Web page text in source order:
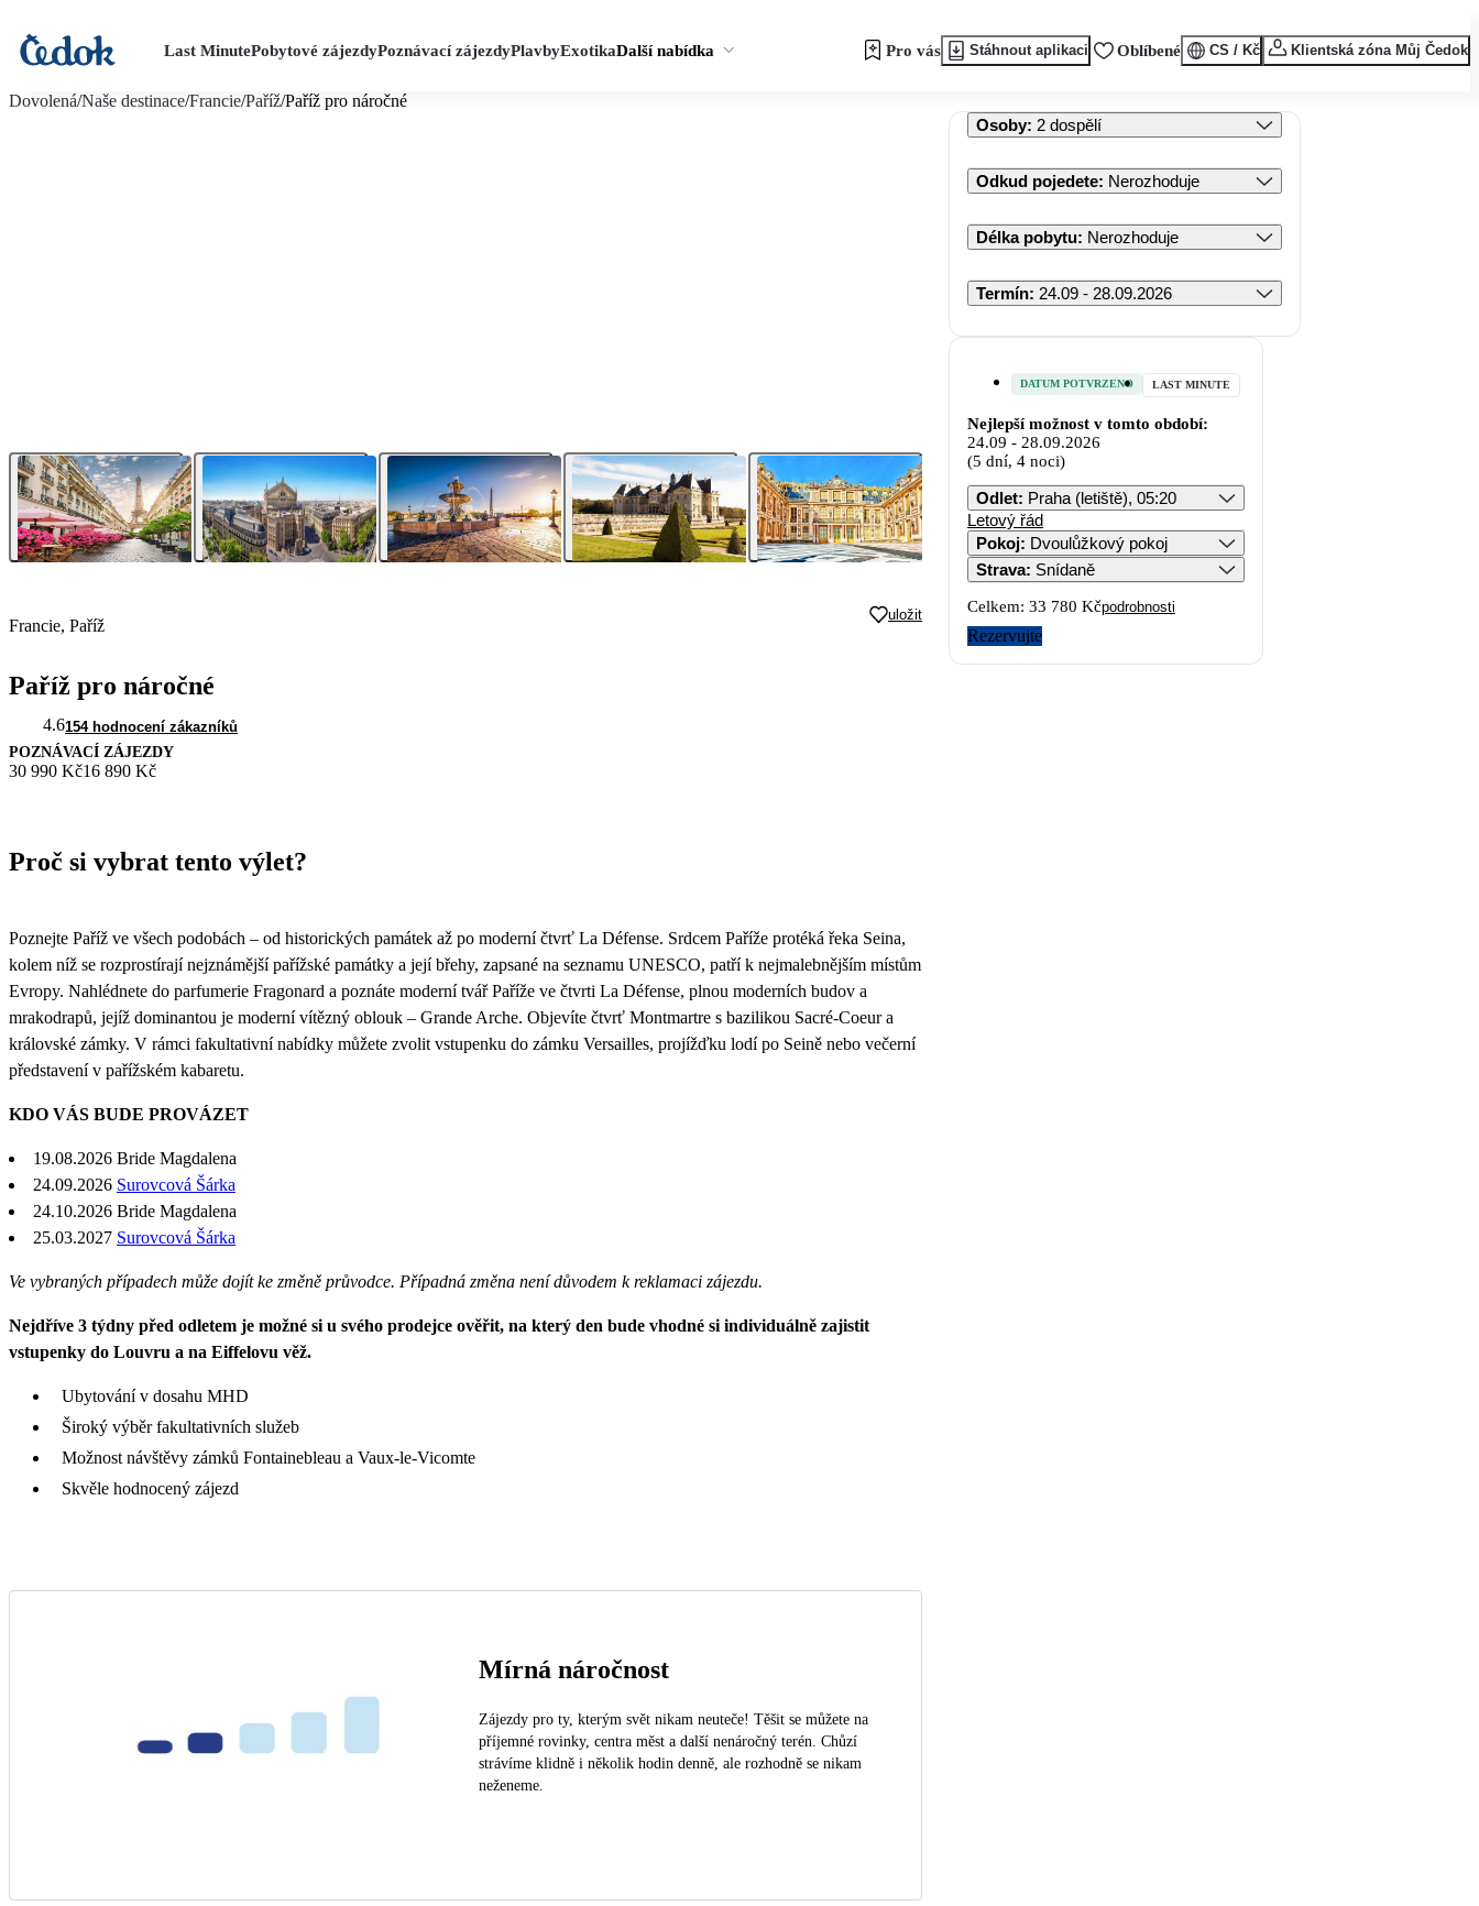
Last MinutePobytové zájezdyPoznávací zájezdyPlavbyExotikaDalší nabídka Pro vás Stáhnout aplikaci Oblíbené CS / Kč Klientská zóna Můj Čedok
Dovolená/Naše destinace/Francie/Paříž/Paříž pro náročné
Francie, Paříž
uložit
Paříž pro náročné
4.6154 hodnocení zákazníků
POZNÁVACÍ ZÁJEZDY
30 990 Kč16 890 Kč
Proč si vybrat tento výlet?
Poznejte Paříž ve všech podobách – od historických památek až po moderní čtvrť La Défense. Srdcem Paříže protéká řeka Seina,
kolem níž se rozprostírají nejznámější pařížské památky a její břehy, zapsané na seznamu UNESCO, patří k nejmalebnějším místům
Evropy. Nahlédnete do parfumerie Fragonard a poznáte moderní tvář Paříže ve čtvrti La Défense, plnou moderních budov a
mrakodrapů, jejíž dominantou je moderní vítězný oblouk – Grande Arche. Objevíte čtvrť Montmartre s bazilikou Sacré-Coeur a
královské zámky. V rámci fakultativní nabídky můžete zvolit vstupenku do zámku Versailles, projížďku lodí po Seině nebo večerní
představení v pařížském kabaretu.
KDO VÁS BUDE PROVÁZET
19.08.2026 Bride Magdalena
24.09.2026 Surovcová Šárka
24.10.2026 Bride Magdalena
25.03.2027 Surovcová Šárka
Ve vybraných případech může dojít ke změně průvodce. Případná změna není důvodem k reklamaci zájezdu.
Nejdříve 3 týdny před odletem je možné si u svého prodejce ověřit, na který den bude vhodné si individuálně zajistit
vstupenky do Louvru a na Eiffelovu věž.
Ubytování v dosahu MHD
Široký výběr fakultativních služeb
Možnost návštěvy zámků Fontainebleau a Vaux-le-Vicomte
Skvěle hodnocený zájezd
Mírná náročnost
Zájezdy pro ty, kterým svět nikam neuteče! Těšit se můžete na
příjemné rovinky, centra měst a další nenáročný terén. Chůzí
strávíme klidně i několik hodin denně, ale rozhodně se nikam
neženeme.
Osoby: 2 dospělí
Odkud pojedete: Nerozhoduje
Délka pobytu: Nerozhoduje
Termín: 24.09 - 28.09.2026
DATUM POTVRZENO LAST MINUTE
Nejlepší možnost v tomto období:
24.09 - 28.09.2026
(5 dní, 4 noci)
Odlet: Praha (letiště), 05:20
Letový řád
Pokoj: Dvoulůžkový pokoj
Strava: Snídaně
Celkem: 33 780 Kčpodrobnosti
Rezervujte